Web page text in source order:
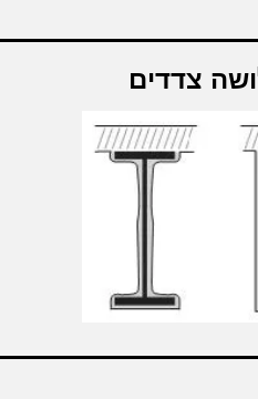
צדדים